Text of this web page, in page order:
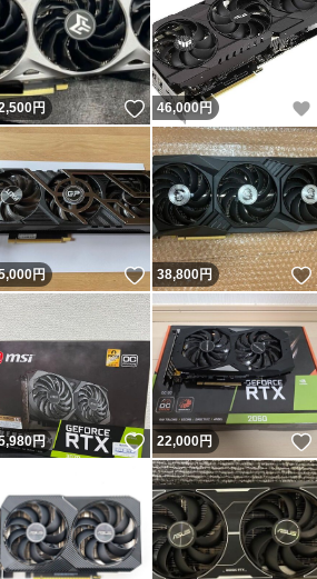
ね！
円 いいね！
46,000円
ね！
円 いいね！
38,800円
いね！
円 いいね！
22,000円